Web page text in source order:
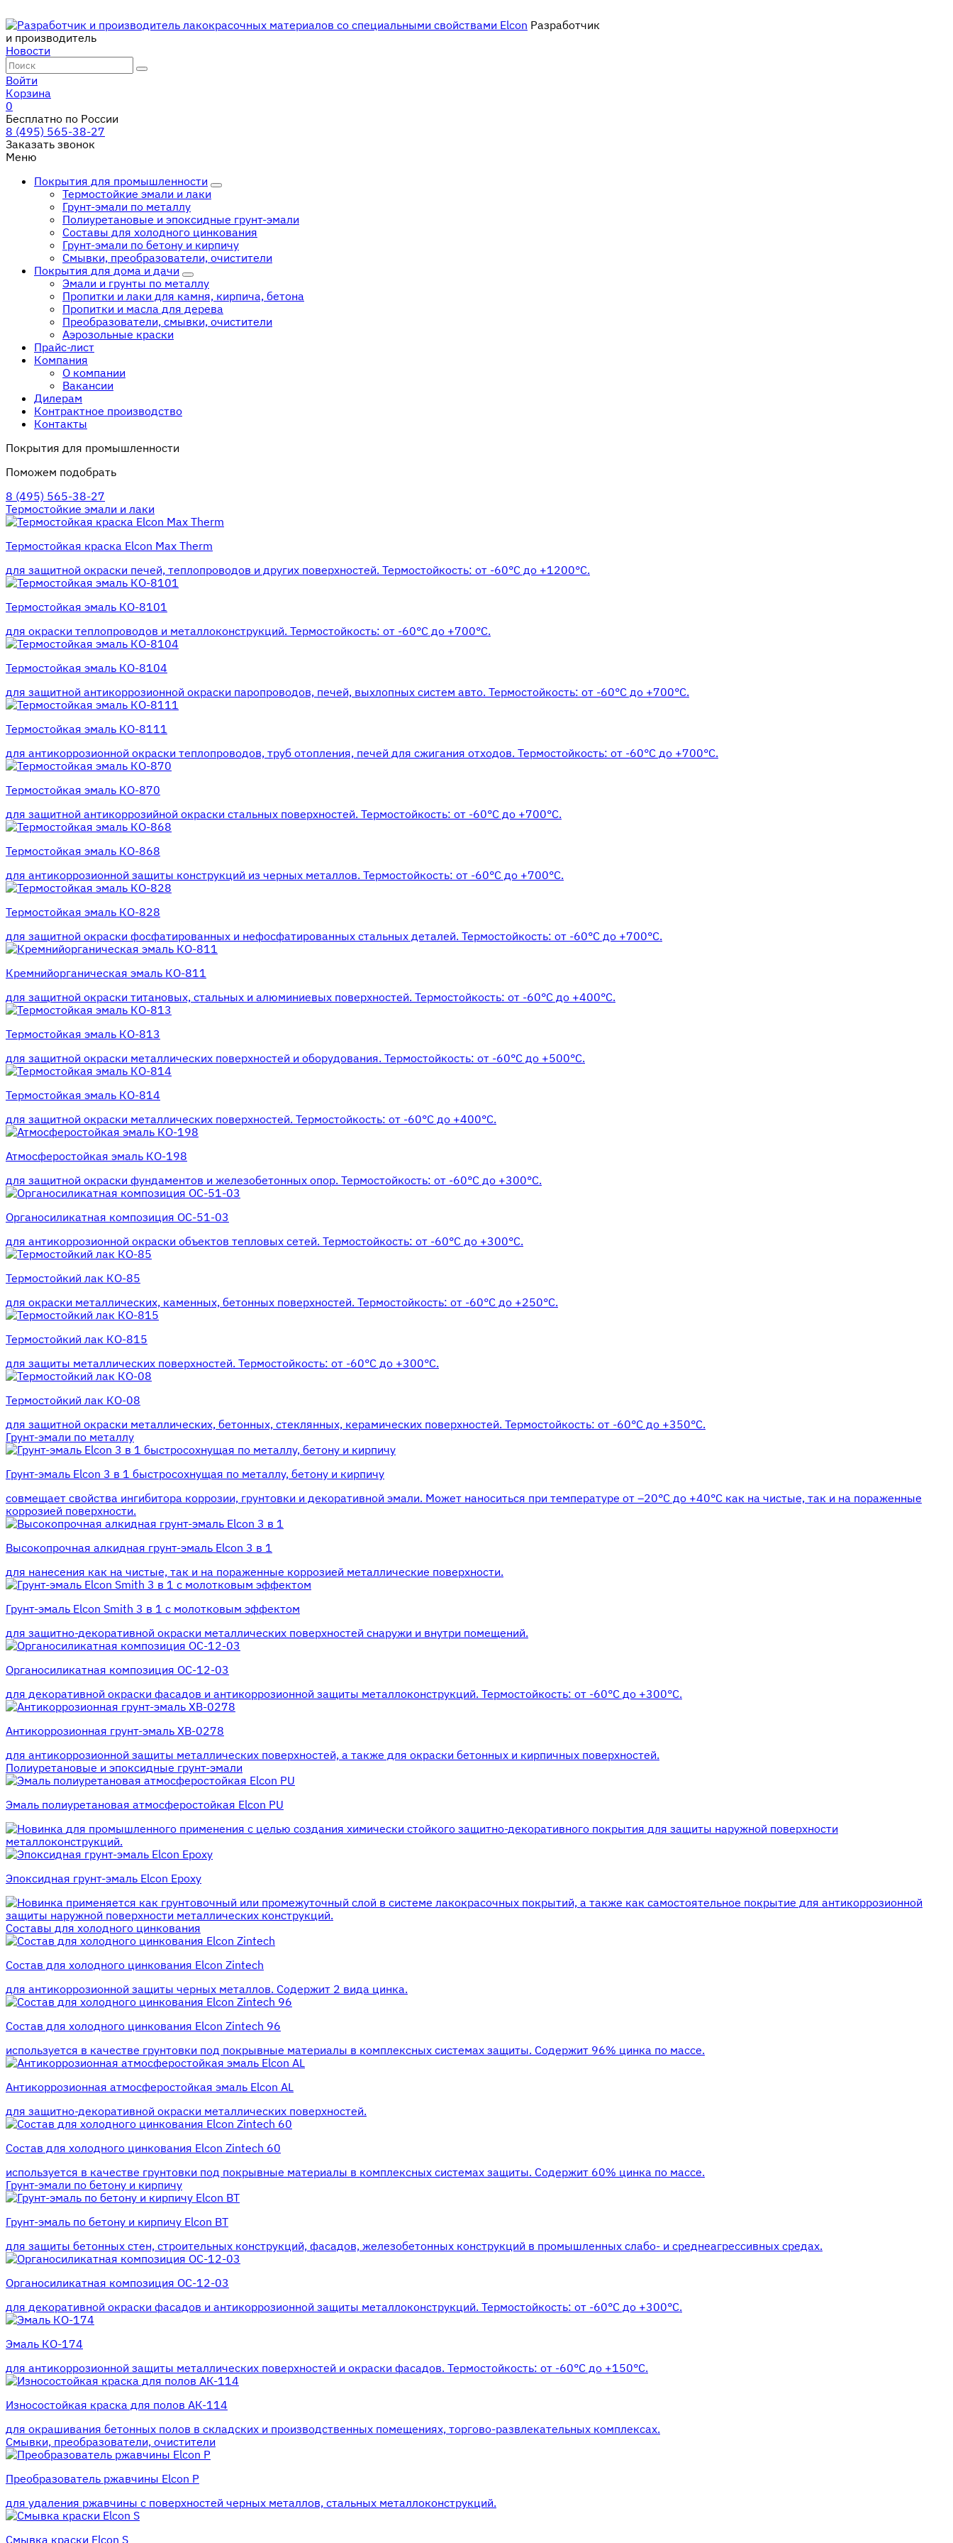
Разработчик
и производитель
Новости
Войти
Корзина
0
Бесплатно по России
8 (495) 565-38-27
Заказать звонок
Меню
Покрытия для промышленности
Термостойкие эмали и лаки
Грунт-эмали по металлу
Полиуретановые и эпоксидные грунт-эмали
Составы для холодного цинкования
Грунт-эмали по бетону и кирпичу
Смывки, преобразователи, очистители
Покрытия для дома и дачи
Эмали и грунты по металлу
Пропитки и лаки для камня, кирпича, бетона
Пропитки и масла для дерева
Преобразователи, смывки, очистители
Аэрозольные краски
Прайс-лист
Компания
О компании
Вакансии
Дилерам
Контрактное производство
Контакты
Покрытия для промышленности
Поможем подобрать
8 (495) 565-38-27
Термостойкие эмали и лаки
Термостойкая краска Elcon Max Therm
для защитной окраски печей, теплопроводов и других поверхностей. Термостойкость: от -60°С до +1200°С.
Термостойкая эмаль КО-8101
для окраски теплопроводов и металлоконструкций. Термостойкость: от -60°С до +700°С.
Термостойкая эмаль КО-8104
для защитной антикоррозионной окраски паропроводов, печей, выхлопных систем авто. Термостойкость: от -60°С до +700°С.
Термостойкая эмаль КО-8111
для антикоррозионной окраски теплопроводов, труб отопления, печей для сжигания отходов. Термостойкость: от -60°С до +700°С.
Термостойкая эмаль КО-870
для защитной антикоррозийной окраски стальных поверхностей. Термостойкость: от -60°С до +700°С.
Термостойкая эмаль КО-868
для антикоррозионной защиты конструкций из черных металлов. Термостойкость: от -60°С до +700°С.
Термостойкая эмаль КО-828
для защитной окраски фосфатированных и нефосфатированных стальных деталей. Термостойкость: от -60°С до +700°С.
Кремнийорганическая эмаль КО-811
для защитной окраски титановых, стальных и алюминиевых поверхностей. Термостойкость: от -60°С до +400°С.
Термостойкая эмаль КО-813
для защитной окраски металлических поверхностей и оборудования. Термостойкость: от -60°С до +500°С.
Термостойкая эмаль КО-814
для защитной окраски металлических поверхностей. Термостойкость: от -60°С до +400°С.
Атмосферостойкая эмаль КО-198
для защитной окраски фундаментов и железобетонных опор. Термостойкость: от -60°С до +300°С.
Органосиликатная композиция ОС-51-03
для антикоррозионной окраски объектов тепловых сетей. Термостойкость: от -60°С до +300°С.
Термостойкий лак КО-85
для окраски металлических, каменных, бетонных поверхностей. Термостойкость: от -60°С до +250°С.
Термостойкий лак КО-815
для защиты металлических поверхностей. Термостойкость: от -60°С до +300°С.
Термостойкий лак КО-08
для защитной окраски металлических, бетонных, стеклянных, керамических поверхностей. Термостойкость: от -60°С до +350°С.
Грунт-эмали по металлу
Грунт-эмаль Elcon 3 в 1 быстросохнущая по металлу, бетону и кирпичу
совмещает свойства ингибитора коррозии, грунтовки и декоративной эмали. Может наноситься при температуре от –20°С до +40°С как на чистые, так и на пораженные
коррозией поверхности.
Высокопрочная алкидная грунт-эмаль Elcon 3 в 1
для нанесения как на чистые, так и на пораженные коррозией металлические поверхности.
Грунт-эмаль Elcon Smith 3 в 1 с молотковым эффектом
для защитно-декоративной окраски металлических поверхностей снаружи и внутри помещений.
Органосиликатная композиция ОС-12-03
для декоративной окраски фасадов и антикоррозионной защиты металлоконструкций. Термостойкость: от -60°С до +300°С.
Антикоррозионная грунт-эмаль ХВ-0278
для антикоррозионной защиты металлических поверхностей, а также для окраски бетонных и кирпичных поверхностей.
Полиуретановые и эпоксидные грунт-эмали
Эмаль полиуретановая атмосферостойкая Elcon PU
для промышленного применения с целью создания химически стойкого защитно-декоративного покрытия для защиты наружной поверхности
металлоконструкций.
Эпоксидная грунт-эмаль Elcon Epoxy
применяется как грунтовочный или промежуточный слой в системе лакокрасочных покрытий, а также как самостоятельное покрытие для антикоррозионной
защиты наружной поверхности металлических конструкций.
Составы для холодного цинкования
Состав для холодного цинкования Elcon Zintech
для антикоррозионной защиты черных металлов. Содержит 2 вида цинка.
Состав для холодного цинкования Elcon Zintech 96
используется в качестве грунтовки под покрывные материалы в комплексных системах защиты. Cодержит 96% цинка по массе.
Антикоррозионная атмосферостойкая эмаль Elcon AL
для защитно-декоративной окраски металлических поверхностей.
Состав для холодного цинкования Elcon Zintech 60
используется в качестве грунтовки под покрывные материалы в комплексных системах защиты. Cодержит 60% цинка по массе.
Грунт-эмали по бетону и кирпичу
Грунт-эмаль по бетону и кирпичу Elcon BT
для защиты бетонных стен, строительных конструкций, фасадов, железобетонных конструкций в промышленных слабо- и среднеагрессивных средах.
Органосиликатная композиция ОС-12-03
для декоративной окраски фасадов и антикоррозионной защиты металлоконструкций. Термостойкость: от -60°С до +300°С.
Эмаль КО-174
для антикоррозионной защиты металлических поверхностей и окраски фасадов. Термостойкость: от -60°С до +150°С.
Износостойкая краска для полов АК-114
для окрашивания бетонных полов в складских и производственных помещениях, торгово-развлекательных комплексах.
Смывки, преобразователи, очистители
Преобразователь ржавчины Elcon P
для удаления ржавчины с поверхностей черных металлов, стальных металлоконструкций.
Смывка краски Elcon S